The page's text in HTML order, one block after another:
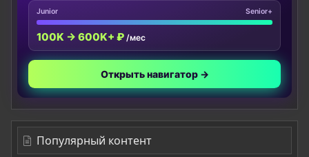
Junior Senior+
100K → 600K+ ₽ /мес
Открыть навигатор →
Популярный контент